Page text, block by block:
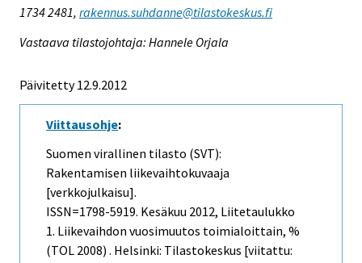
1734 2481, rakennus.suhdanne@tilastokeskus.fi
Vastaava tilastojohtaja: Hannele Orjala
Päivitetty 12.9.2012
Viittausohje:
Suomen virallinen tilasto (SVT):
Rakentamisen liikevaihtokuvaaja
[verkkojulkaisu].
ISSN=1798-5919. Kesäkuu 2012, Liitetaulukko
1. Liikevaihdon vuosimuutos toimialoittain, %
(TOL 2008) . Helsinki: Tilastokeskus [viitattu: